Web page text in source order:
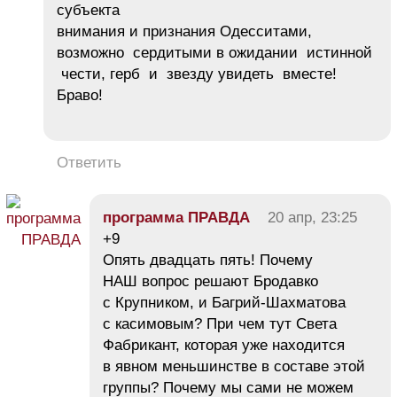
субъекта
внимания и признания Одесситами,
возможно сердитыми в ожидании истинной
чести, герб и звезду увидеть вместе!
Браво!
Ответить
программа ПРАВДА
20 апр, 23:25
+9
Опять двадцать пять! Почему
НАШ вопрос решают Бродавко
с Крупником, и Багрий-Шахматова
с касимовым? При чем тут Света
Фабрикант, которая уже находится
в явном меньшинстве в составе этой
группы? Почему мы сами не можем